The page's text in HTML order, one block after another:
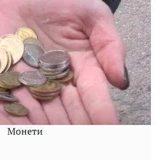
Монети